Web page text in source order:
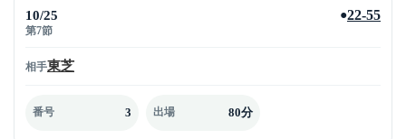
10/25
第7節
●22-55
相手東芝
番号 3 出場 80分